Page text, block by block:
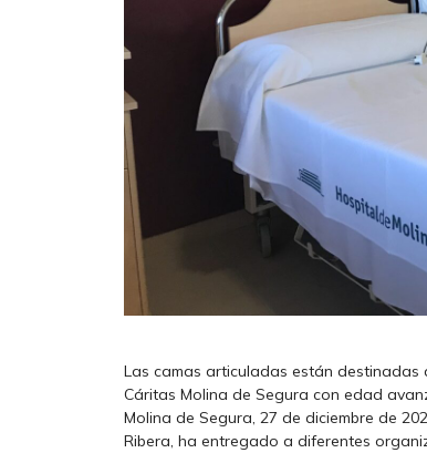
Las camas articuladas están destinadas
Cáritas Molina de Segura con edad
Molina de Segura, 27 de diciembre de
Ribera, ha entregado a diferentes